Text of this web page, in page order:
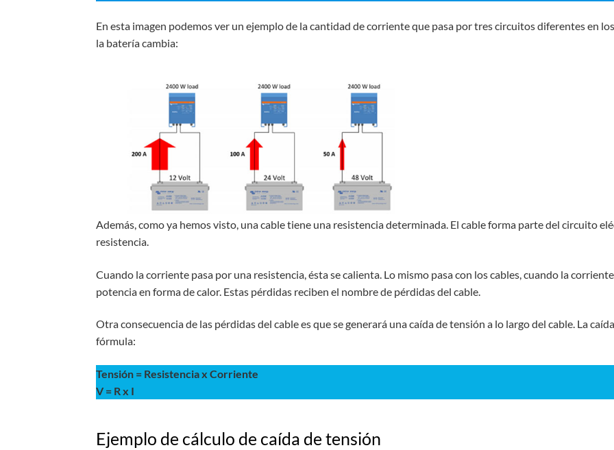
En esta imagen podemos ver un ejemplo de la cantidad de corriente que pasa por tres circuitos diferentes en
la batería cambia:
Además, como ya hemos visto, una cable tiene una resistencia determinada. El cable forma parte del circuito
resistencia.
Cuando la corriente pasa por una resistencia, ésta se calienta. Lo mismo pasa con los cables, cuando la
potencia en forma de calor. Estas pérdidas reciben el nombre de pérdidas del cable.
Otra consecuencia de las pérdidas del cable es que se generará una caída de tensión a lo largo del cable. La
fórmula:
Tensión = Resistencia x Corriente
V = R x I
Ejemplo de cálculo de caída de tensión